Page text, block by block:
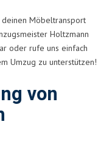
Möbeltransport
Holtzmann
oder rufe uns einfach
Umzug zu unterstützen!
von